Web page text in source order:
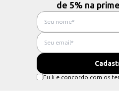
de 5% na
Eu li e concordo com os